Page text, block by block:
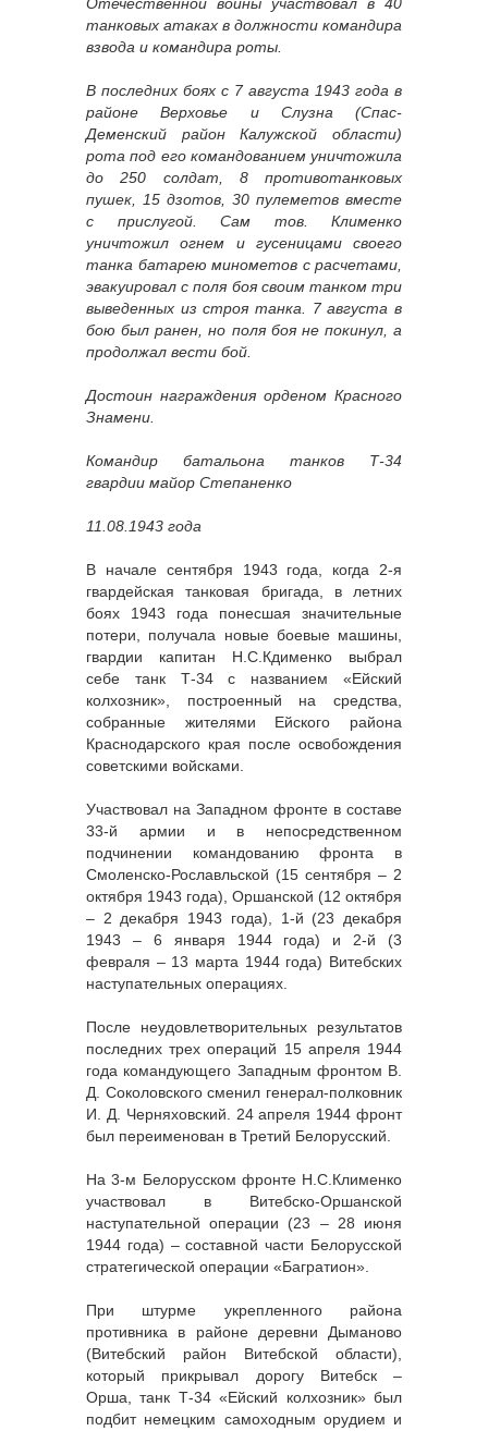
Отечественной войны участвовал в 40
танковых атаках в должности командира
взвода и командира роты.
В последних боях с 7 августа 1943 года в
районе Верховье и Слузна (Спас-
Деменский район Калужской области)
рота под его командованием уничтожила
до 250 солдат, 8 противотанковых
пушек, 15 дзотов, 30 пулеметов вместе
с прислугой. Сам тов. Клименко
уничтожил огнем и гусеницами своего
танка батарею минометов с расчетами,
эвакуировал с поля боя своим танком три
выведенных из строя танка. 7 августа в
бою был ранен, но поля боя не покинул, а
продолжал вести бой.
Достоин награждения орденом Красного
Знамени.
Командир батальона танков Т-34
гвардии майор Степаненко
11.08.1943 года
В начале сентября 1943 года, когда 2-я
гвардейская танковая бригада, в летних
боях 1943 года понесшая значительные
потери, получала новые боевые машины,
гвардии капитан Н.С.Кдименко выбрал
себе танк Т-34 с названием «Ейский
колхозник», построенный на средства,
собранные жителями Ейского района
Краснодарского края после освобождения
советскими войсками.
Участвовал на Западном фронте в составе
33-й армии и в непосредственном
подчинении командованию фронта в
Смоленско-Рославльской (15 сентября – 2
октября 1943 года), Оршанской (12 октября
– 2 декабря 1943 года), 1-й (23 декабря
1943 – 6 января 1944 года) и 2-й (3
февраля – 13 марта 1944 года) Витебских
наступательных операциях.
После неудовлетворительных результатов
последних трех операций 15 апреля 1944
года командующего Западным фронтом В.
Д. Соколовского сменил генерал-полковник
И. Д. Черняховский. 24 апреля 1944 фронт
был переименован в Третий Белорусский.
На 3-м Белорусском фронте Н.С.Клименко
участвовал в Витебско-Оршанской
наступательной операции (23 – 28 июня
1944 года) – составной части Белорусской
стратегической операции «Багратион».
При штурме укрепленного района
противника в районе деревни Дыманово
(Витебский район Витебской области),
который прикрывал дорогу Витебск –
Орша, танк Т-34 «Ейский колхозник» был
подбит немецким самоходным орудием и